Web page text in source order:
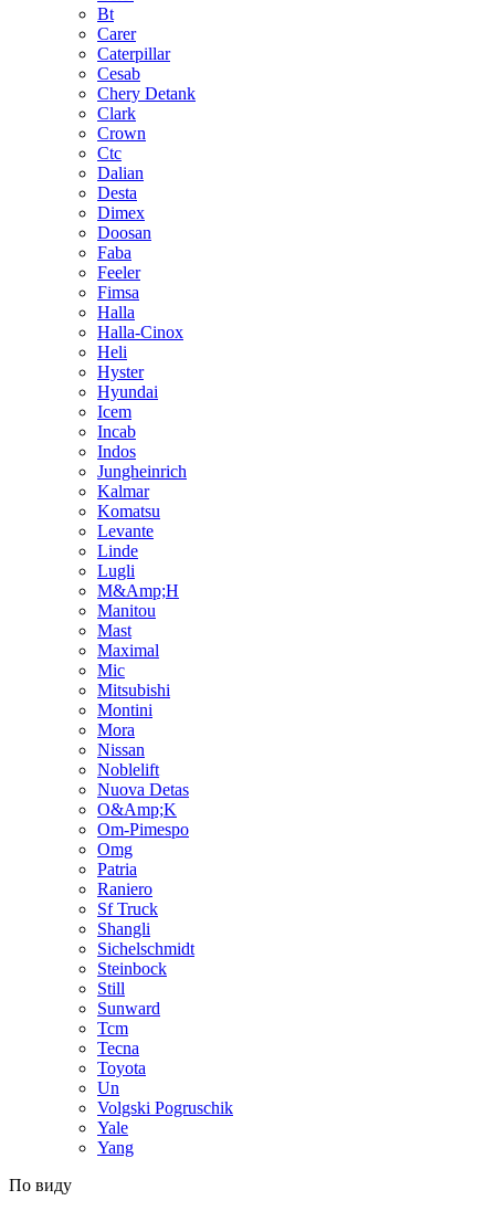
Bt
Carer
Caterpillar
Cesab
Chery Detank
Clark
Crown
Ctc
Dalian
Desta
Dimex
Doosan
Faba
Feeler
Fimsa
Halla
Halla-Cinox
Heli
Hyster
Hyundai
Icem
Incab
Indos
Jungheinrich
Kalmar
Komatsu
Levante
Linde
Lugli
M&Amp;H
Manitou
Mast
Maximal
Mic
Mitsubishi
Montini
Mora
Nissan
Noblelift
Nuova Detas
O&Amp;K
Om-Pimespo
Omg
Patria
Raniero
Sf Truck
Shangli
Sichelschmidt
Steinbock
Still
Sunward
Tcm
Tecna
Toyota
Un
Volgski Pogruschik
Yale
Yang
По виду